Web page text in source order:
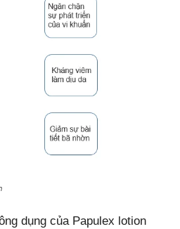
dụng của Papulex lotion